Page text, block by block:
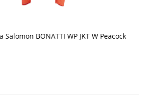
Salomon BONATTI WP JKT W Peacock